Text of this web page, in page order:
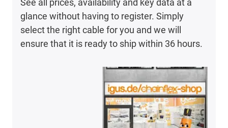
See all prices, availability and key data at a
glance without having to register. Simply
select the right cable for you and we will
ensure that it is ready to ship within 36 hours.